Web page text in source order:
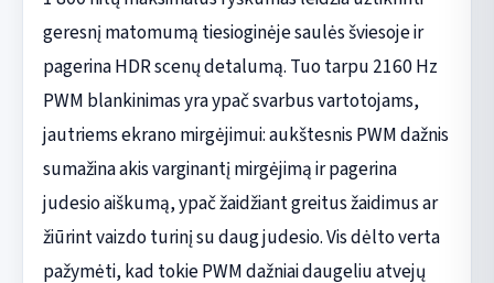
geresnį matomumą tiesioginėje saulės šviesoje ir
pagerina HDR scenų detalumą. Tuo tarpu 2160 Hz
PWM blankinimas yra ypač svarbus vartotojams,
jautriems ekrano mirgėjimui: aukštesnis PWM dažnis
sumažina akis varginantį mirgėjimą ir pagerina
judesio aiškumą, ypač žaidžiant greitus žaidimus ar
žiūrint vaizdo turinį su daug judesio. Vis dėlto verta
pažymėti, kad tokie PWM dažniai daugeliu atvejų